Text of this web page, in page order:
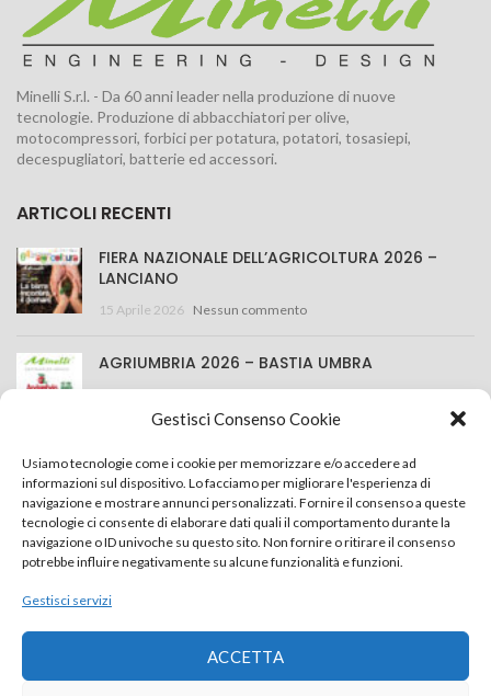
Gestisci Consenso Cookie
Usiamo tecnologie come i cookie per memorizzare e/o accedere ad
informazioni sul dispositivo. Lo facciamo per migliorare l'esperienza di
navigazione e mostrare annunci personalizzati. Fornire il consenso a queste
tecnologie ci consente di elaborare dati quali il comportamento durante la
navigazione o ID univoche su questo sito. Non fornire o ritirare il consenso
potrebbe influire negativamente su alcune funzionalità e funzioni.
Gestisci servizi
ACCETTA
Minelli S.r.l. - Da 60 anni leader nella produzione di nuove
tecnologie. Produzione di abbacchiatori per olive,
motocompressori, forbici per potatura, potatori, tosasiepi,
decespugliatori, batterie ed accessori.
ARTICOLI RECENTI
FIERA NAZIONALE DELL’AGRICOLTURA 2026 –
LANCIANO
15 Aprile 2026 Nessun commento
AGRIUMBRIA 2026 – BASTIA UMBRA
25 Marzo 2026 Nessun commento
CONTATTACI
Minelli S.r.l.
Via della Costituzione 43, 42015 Correggio (RE) Italy